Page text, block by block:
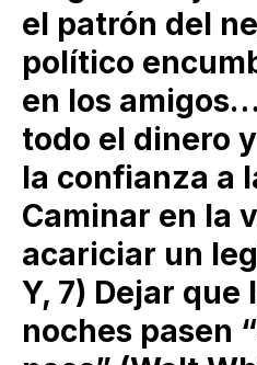
el patrón del
político
en los
todo el dinero
la confianza a
Caminar en la
acariciar un
Y, 7) Dejar que
noches pasen